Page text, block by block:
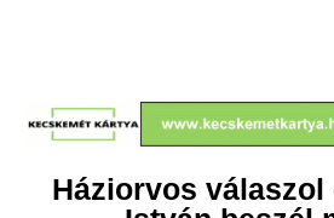
Háziorvos válaszol